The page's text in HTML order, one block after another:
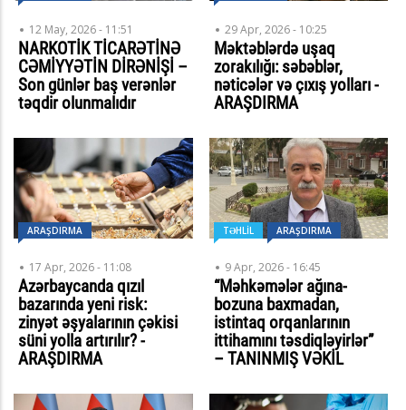
12 May, 2026 - 11:51
NARKOTİK TİCARƏTİNƏ
CƏMİYYƏTİN DİRƏNİŞİ –
Son günlər baş verənlər
təqdir olunmalıdır
29 Apr, 2026 - 10:25
Məktəblərdə uşaq
zorakılığı: səbəblər,
nəticələr və çıxış yolları -
ARAŞDIRMA
ARAŞDIRMA
17 Apr, 2026 - 11:08
Azərbaycanda qızıl
bazarında yeni risk:
zinyət əşyalarının çəkisi
süni yolla artırılır? -
ARAŞDIRMA
TƏHLİL ARAŞDIRMA
9 Apr, 2026 - 16:45
“Məhkəmələr ağına-
bozuna baxmadan,
istintaq orqanlarının
ittihamını təsdiqləyirlər”
– TANINMIŞ VƏKİL